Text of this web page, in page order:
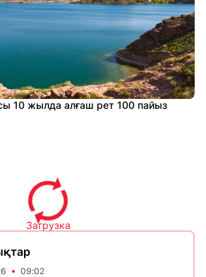
10 жылда алғаш рет 100 пайыз
Загрузка
09:02